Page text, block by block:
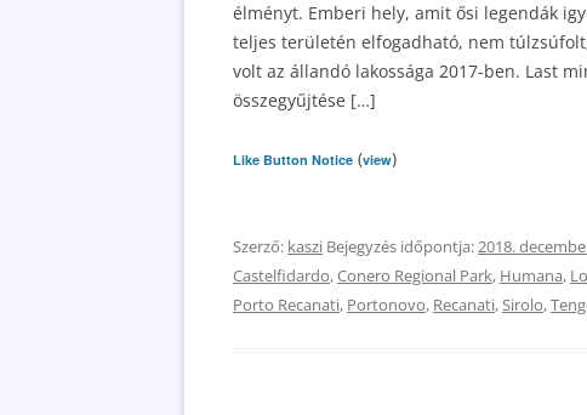
élményt. Emberi hely, amit ősi legendák
teljes területén elfogadható, nem
volt az állandó lakossága 2017-ben. Last
összegyűjtése […]
Like Button Notice (view)
Szerző: kaszi Bejegyzés időpontja:2018.
Castelfidardo,Conero Regional Park, Humana,
Porto Recanati, Portonovo, Recanati,Sirolo,